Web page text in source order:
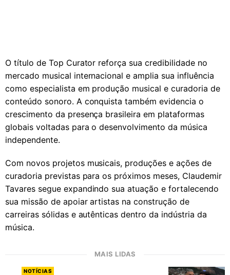
O título de Top Curator reforça sua credibilidade no
mercado musical internacional e amplia sua influência
como especialista em produção musical e curadoria de
conteúdo sonoro. A conquista também evidencia o
crescimento da presença brasileira em plataformas
globais voltadas para o desenvolvimento da música
independente.
Com novos projetos musicais, produções e ações de
curadoria previstas para os próximos meses, Claudemir
Tavares segue expandindo sua atuação e fortalecendo
sua missão de apoiar artistas na construção de
carreiras sólidas e autênticas dentro da indústria da
música.
MAIS LIDAS
NOTÍCIAS